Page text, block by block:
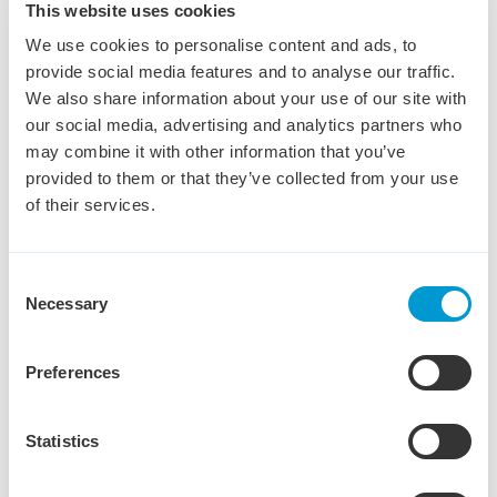
This website uses cookies
We use cookies to personalise content and ads, to
provide social media features and to analyse our traffic.
We also share information about your use of our site with
our social media, advertising and analytics partners who
may combine it with other information that you’ve
provided to them or that they’ve collected from your use
of their services.
Selection
Necessary
Preferences
Statistics
Administratief Medewerker
Debiteurenbeheer
Den Bosch € 3,200 - € 3,800 20 - 40 uur
Ben jij administratief sterk, houd je overzicht en weet je
precies hoe je openstaande facturen professioneel
opvolgt? Dan hebben wij een mooie uitdaging voor je!
Commercieel Binnendienst
medewerker
Wil jij een sleutelrol vervullen in het soepel laten